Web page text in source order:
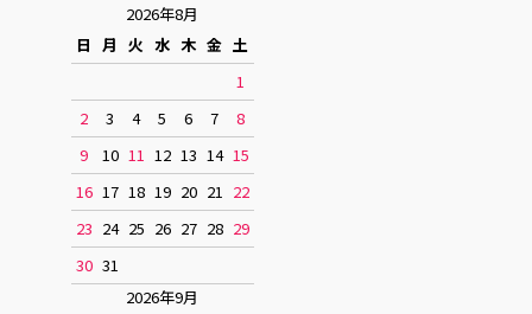
2026年8月
日
月 火 水 木 金 土
1
2
3 4 5 6 7
8
9
10 11 12 13 14 15
16 17 18 19 20 21
22
23 24 25 26 27 28 29
30 31
2026年9月